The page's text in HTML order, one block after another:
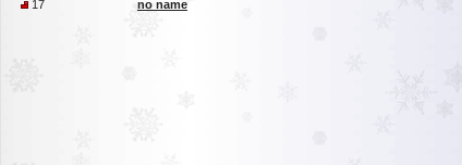
17 no name